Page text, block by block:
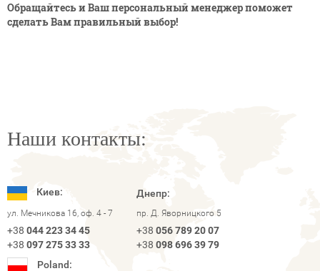
Обращайтесь и Ваш персональный менеджер поможет
сделать Вам правильный выбор!
Наши контакты:
Киев:
ул. Мечникова 16, оф. 4 - 7
+38 044 223 34 45
+38 097 275 33 33
Днепр:
пр. Д. Яворницкого 5
+38 056 789 20 07
+38 098 696 39 79
Poland: